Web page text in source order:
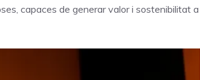
capaces de generar valor i sostenibilitat a